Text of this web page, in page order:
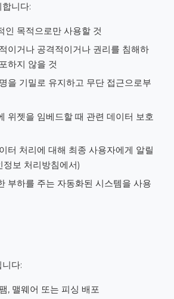
니다:
인 목적으로만 사용할 것
이거나 공격적이거나 권리를 침해하
하지 않을 것
을 기밀로 유지하고 무단 접근으로부
위젯을 임베드할 때 관련 데이터 보호
터 처리에 대해 최종 사용자에게 알릴
정보 처리방침에서)
부하를 주는 자동화된 시스템을 사용
다:
, 맬웨어 또는 피싱 배포